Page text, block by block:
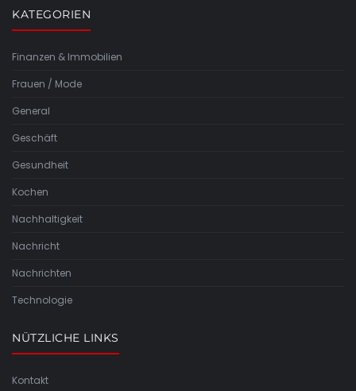
KATEGORIEN
Finanzen & Immobilien
Frauen / Mode
General
Geschäft
Gesundheit
Kochen
Nachhaltigkeit
Nachricht
Nachrichten
Technologie
NÜTZLICHE LINKS
Kontakt